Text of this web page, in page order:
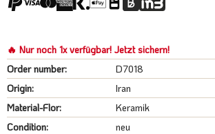
🔥 Nur noch 1x verfügbar! Jetzt sichern!
Order number:
D7018
Origin:
Iran
Material-Flor:
Keramik
Condition:
neu